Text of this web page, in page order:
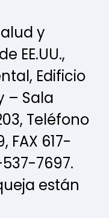
y
EE.UU.,
Edificio
– Sala
Teléfono
FAX 617-
7697.
están